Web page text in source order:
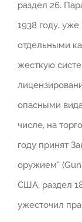
раздел 26.
1938 году,
отдельными
жесткую
опасными
числе, на
году принят
оружием”
США, раздел
ужесточил